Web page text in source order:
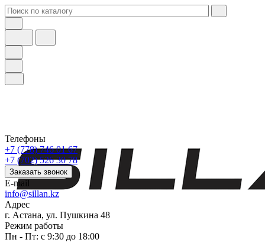
Телефоны
+7 (778) 746 01 67
+7 (702) 526 30 78
Заказать звонок
E-mail
info@sillan.kz
Адрес
г. Астана, ул. Пушкина 48
Режим работы
Пн - Пт: с 9:30 до 18:00